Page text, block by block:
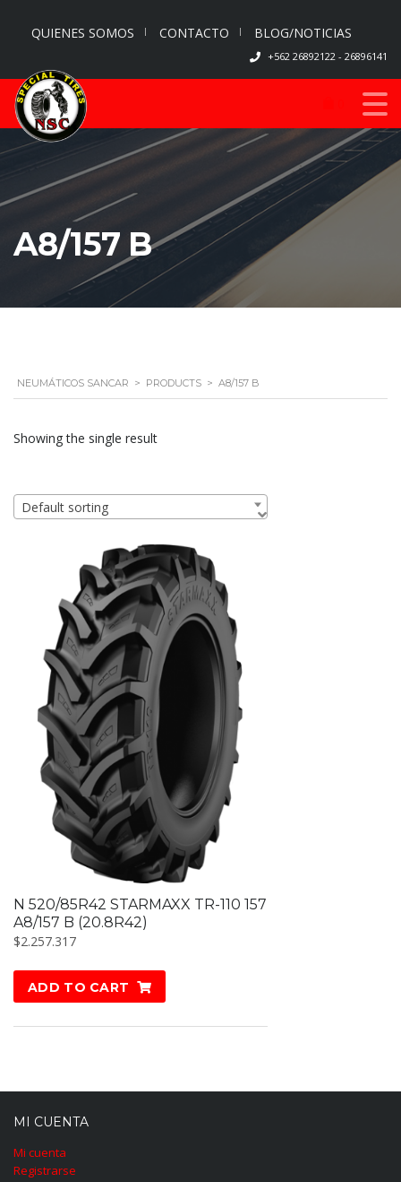
QUIENES SOMOS CONTACTO BLOG/NOTICIAS
+562 26892122 - 26896141
A8/157 B
NEUMÁTICOS SANCAR > PRODUCTS > A8/157 B
Showing the single result
Default sorting
N 520/85R42 STARMAXX TR-110 157
A8/157 B (20.8R42)
$2.257.317
ADD TO CART
MI CUENTA
Mi cuenta
Registrarse